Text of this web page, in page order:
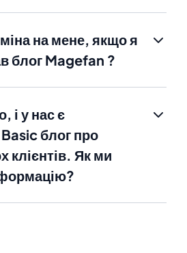
на мене, якщо я
блог Magefan ?
і у нас є
блог про
клієнтів. Як ми